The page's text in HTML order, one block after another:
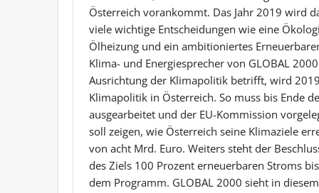
Österreich vorankommt. Das Jahr 2019 wird
viele wichtige Entscheidungen wie eine
Ölheizung und ein ambitioniertes
Klima- und Energiesprecher von GLOBAL
Ausrichtung der Klimapolitik betrifft, wird
Klimapolitik in Österreich. So muss bis Ende
ausgearbeitet und der EU-Kommission
soll zeigen, wie Österreich seine Klimaziele
von acht Mrd. Euro. Weiters steht der
des Ziels 100 Prozent erneuerbaren Stroms
dem Programm. GLOBAL 2000 sieht in